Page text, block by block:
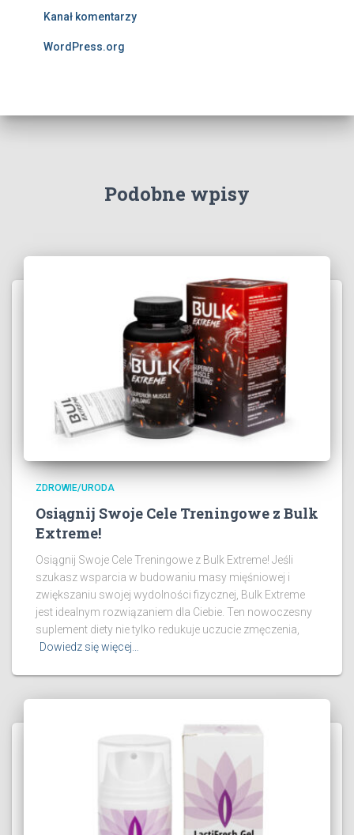
Kanał komentarzy
WordPress.org
Podobne wpisy
ZDROWIE/URODA
Osiągnij Swoje Cele Treningowe z Bulk
Extreme!
Osiągnij Swoje Cele Treningowe z Bulk Extreme! Jeśli
szukasz wsparcia w budowaniu masy mięśniowej i
zwiększaniu swojej wydolności fizycznej, Bulk Extreme
jest idealnym rozwiązaniem dla Ciebie. Ten nowoczesny
suplement diety nie tylko redukuje uczucie zmęczenia,
Dowiedz się więcej…